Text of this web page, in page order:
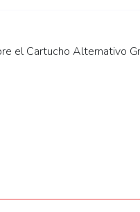
el Cartucho Alternativo